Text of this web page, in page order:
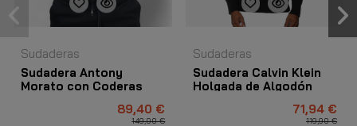
Sudaderas
Sudadera Antony
Morato con Coderas
89,40 €
149,00 €
Sudaderas
Sudadera Calvin Klein
Holgada de Algodón
71,94 €
119,90 €